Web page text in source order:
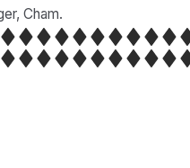
Cham.